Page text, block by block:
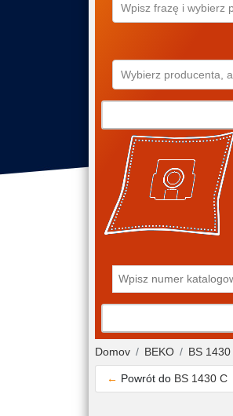
Wpisz frazę i wybierz
Wybierz producenta,
Domov BEKO BS 1430
← Powrót do BS 1430 C